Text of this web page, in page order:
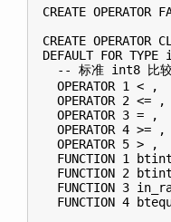
CREATE
CREATE OPERATOR
DEFAULT FOR
-- 标准 int8 比
  OPERATOR 1 < ,
  OPERATOR 2 <= ,
  OPERATOR 3 = ,
  OPERATOR 4 >= ,
  OPERATOR 5 > ,
FUNCTION 1
FUNCTION 2
FUNCTION 3
FUNCTION 4